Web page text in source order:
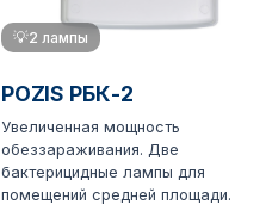
💡2 лампы
POZIS РБК-2
Увеличенная мощность
обеззараживания. Две
бактерицидные лампы для
помещений средней площади.